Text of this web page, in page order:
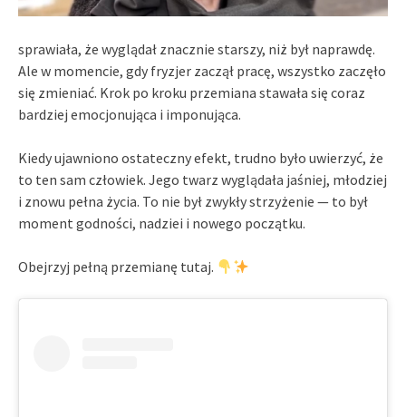
sprawiała, że wyglądał znacznie starszy, niż był naprawdę.
Ale w momencie, gdy fryzjer zaczął pracę, wszystko zaczęło
się zmieniać. Krok po kroku przemiana stawała się coraz
bardziej emocjonująca i imponująca.
Kiedy ujawniono ostateczny efekt, trudno było uwierzyć, że
to ten sam człowiek. Jego twarz wyglądała jaśniej, młodziej
i znowu pełna życia. To nie był zwykły strzyżenie — to był
moment godności, nadziei i nowego początku.
Obejrzyj pełną przemianę tutaj.